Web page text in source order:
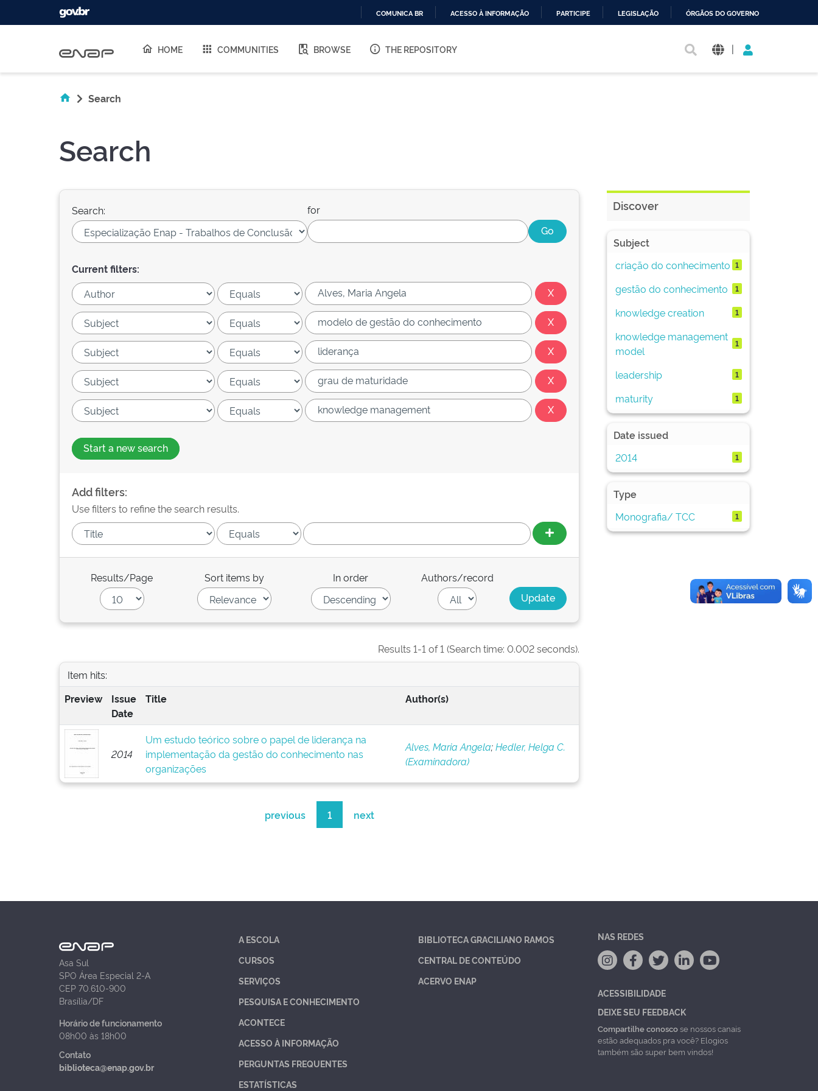
O
COMUNICA BR ACESSO À INFORMAÇÃO PARTICIPE LEGISLAÇÃO ÓRGÃOS DO GOVERNO
HOME COMMUNITIES BROWSE THE REPOSITORY |
Search
Search
Search: for
Current filters:
Start a new search
Add filters:
Use filters to refine the search results.
Results/Page Sort items by In order Authors/record
Results 1-1 of 1 (Search time: 0.002 seconds).
Item hits:
Preview
Issue
Date
Title Author(s)
2014
Um estudo teórico sobre o papel de liderança na
implementação da gestão do conhecimento nas
organizações
Alves, Maria Angela;Hedler, Helga C.
(Examinadora)
previous 1 next
Discover
Subject
criação do conhecimento 1
gestão do conhecimento 1
knowledge creation 1
knowledge management
model
1
leadership 1
maturity 1
Date issued
2014
1
Type
Monografia/ TCC
1
Asa Sul
SPO Área Especial 2-A
CEP 70.610-900
Brasília/DF
Horário de funcionamento
08h00 às 18h00
Contato
biblioteca@enap.gov.br
A ESCOLA
CURSOS
SERVIÇOS
PESQUISA E CONHECIMENTO
ACONTECE
ACESSO À INFORMAÇÃO
PERGUNTAS FREQUENTES
ESTATÍSTICAS
BIBLIOTECA GRACILIANO RAMOS
CENTRAL DE CONTEÚDO
ACERVO ENAP
NAS REDES
ACESSIBILIDADE
DEIXE SEU FEEDBACK
Compartilhe conoscose nossos canais
estão adequados pra você? Elogios
também são super bem vindos!